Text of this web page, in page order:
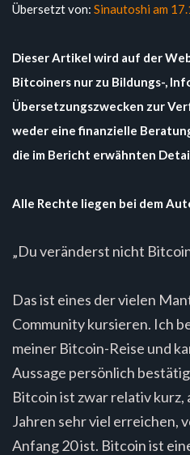
Übersetzt von: Sinautoshi am
Dieser Artikel wird auf der
Bitcoiners nur zu Bildungs-,
Übersetzungszwecken zur
weder eine finanzielle
die im Bericht erwähnten
Alle Rechte liegen bei dem
„Du veränderst nicht
Das ist eines der vielen
Community kursieren. Ich
meiner Bitcoin-Reise und
Aussage persönlich
Bitcoin ist zwar relativ kurz,
Jahren sehr viel erreichen,
Anfang 20 ist. Bitcoin ist